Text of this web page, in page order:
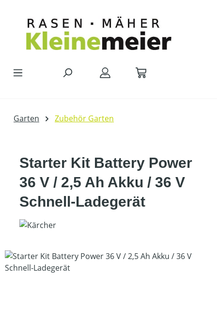
Garten Zubehör Garten
Starter Kit Battery Power
36 V / 2,5 Ah Akku / 36 V
Schnell-Ladegerät
Bildergalerie überspringen